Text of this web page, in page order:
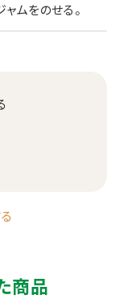
ムをのせる。
商品